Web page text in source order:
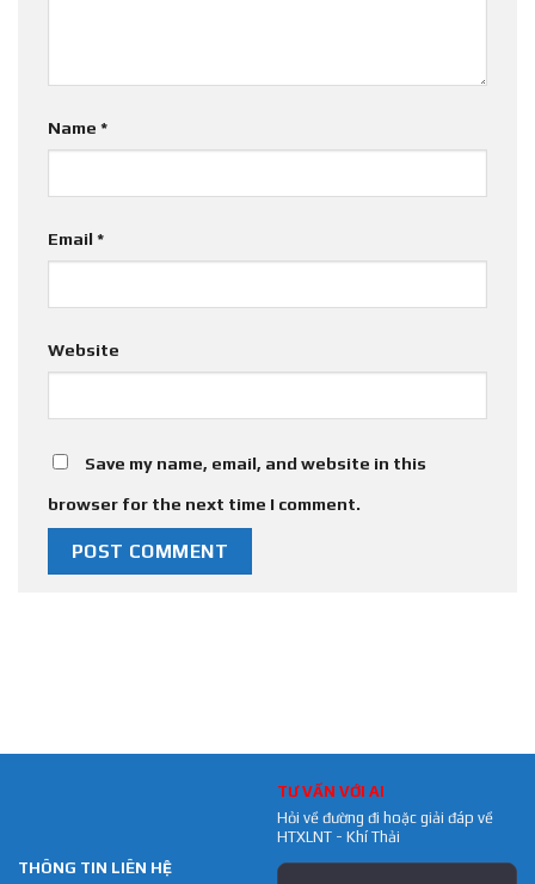
Name *
Email *
Website
Save my name, email, and website in this
browser for the next time I comment.
THÔNG TIN LIÊN HỆ
TƯ VẤN VỚI AI
Hỏi về đường đi hoặc giải đáp về
HTXLNT - Khí Thải